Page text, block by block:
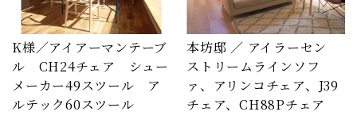
K様／アイアーマンテーブ
ル CH24チェア シュー
メーカー49スツール ア
ルテック60スツール
本坊邸 ／ アイラーセン
ストリームラインソフ
ァ、アリンコチェア、J39
チェア、CH88Pチェア